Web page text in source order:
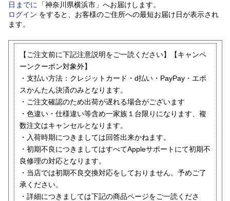
日 までに 「神奈川県横浜市」 へお届けします。
ログイン をすると、お客様のご住所への最短お届け日が表示され
ます。
【ご注文前に下記注意説明をご一読ください】【キャンペ
ーンクーポン対象外】
・支払い方法：クレジットカード・d払い・PayPay・エポ
スかんたん決済のみとなります。
・ご注文確認のため出荷が遅れる場合がございます
・色違い・仕様違い等含め一家族１台限りになります、複
数注文はキャンセルとなります。
・入荷時期につきましては回答出来かねます。
・初期不良につきましてはすべてAppleサポートにて初期不
良修理の対応となります。
・当店では初期不良交換対応をしておりません。予めご了
承ください。
・詳細につきましては下記の商品ページをご一読くださ